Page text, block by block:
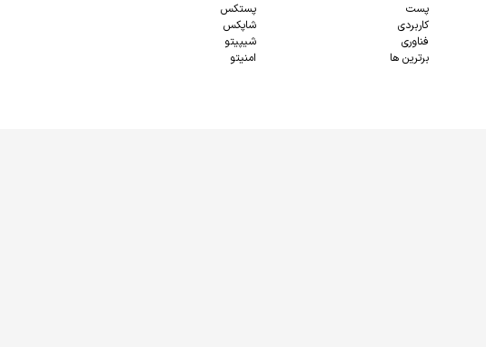
پست
کاربردی
فناوری
برترین ها
پستکس
شاپکس
شیپیتو
امنیتو